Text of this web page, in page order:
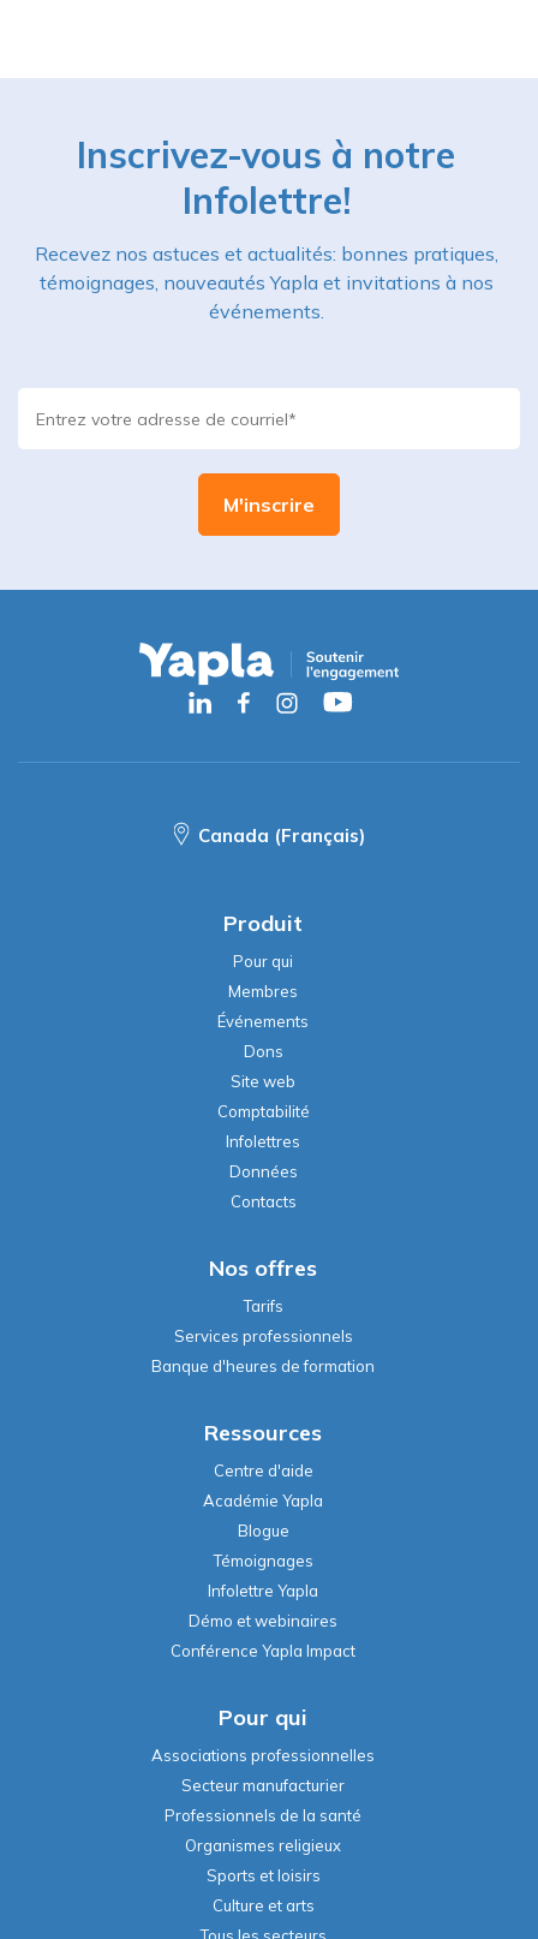
Inscrivez-vous à notre
Infolettre!
Recevez nos astuces et actualités: bonnes pratiques,
témoignages, nouveautés Yapla et invitations à nos
événements.
Canada (Français)
Produit
Pour qui
Membres
Événements
Dons
Site web
Comptabilité
Infolettres
Données
Contacts
Nos offres
Tarifs
Services professionnels
Banque d'heures de formation
Ressources
Centre d'aide
Académie Yapla
Blogue
Témoignages
Infolettre Yapla
Démo et webinaires
Conférence Yapla Impact
Pour qui
Associations professionnelles
Secteur manufacturier
Professionnels de la santé
Organismes religieux
Sports et loisirs
Culture et arts
Tous les secteurs